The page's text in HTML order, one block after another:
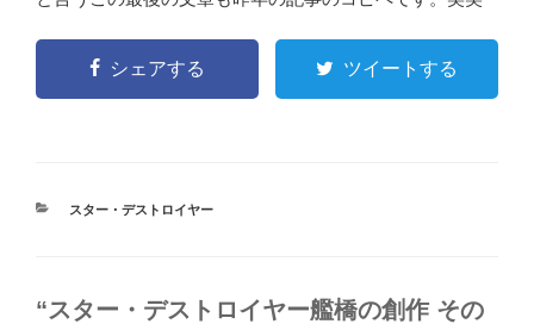
シェアする ツイートする
カ
スター・デストロイヤー
“スター・デストロイヤー艦橋の創作 その